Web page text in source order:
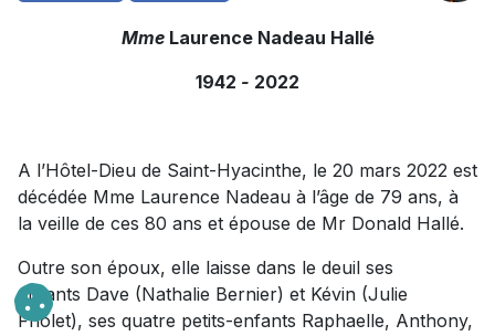
Mme Laurence Nadeau Hallé
1942 - 2022
A l’Hôtel-Dieu de Saint-Hyacinthe, le 20 mars 2022 est
décédée Mme Laurence Nadeau à l’âge de 79 ans, à
la veille de ces 80 ans et épouse de Mr Donald Hallé.
Outre son époux, elle laisse dans le deuil ses
enfants Dave (Nathalie Bernier) et Kévin (Julie
Friolet), ses quatre petits-enfants Raphaelle, Anthony,